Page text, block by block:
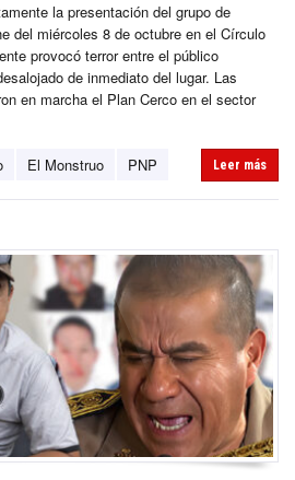
la presentación del grupo de
del miércoles 8 de octubre en el Círculo
provocó terror entre el público
de inmediato del lugar. Las
en marcha el Plan Cerco en el sector
El Monstruo PNP Leer más